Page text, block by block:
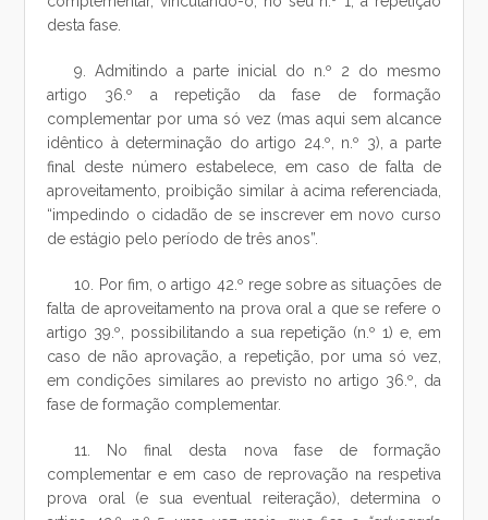
desta fase.
9. Admitindo a parte inicial do n.º 2 do mesmo
artigo 36.º a repetição da fase de formação
complementar por uma só vez (mas aqui sem alcance
idêntico à determinação do artigo 24.º, n.º 3), a parte
final deste número estabelece, em caso de falta de
aproveitamento, proibição similar à acima referenciada,
“impedindo o cidadão de se inscrever em novo curso
de estágio pelo período de três anos”.
10. Por fim, o artigo 42.º rege sobre as situações de
falta de aproveitamento na prova oral a que se refere o
artigo 39.º, possibilitando a sua repetição (n.º 1) e, em
caso de não aprovação, a repetição, por uma só vez,
em condições similares ao previsto no artigo 36.º, da
fase de formação complementar.
11. No final desta nova fase de formação
complementar e em caso de reprovação na respetiva
prova oral (e sua eventual reiteração), determina o